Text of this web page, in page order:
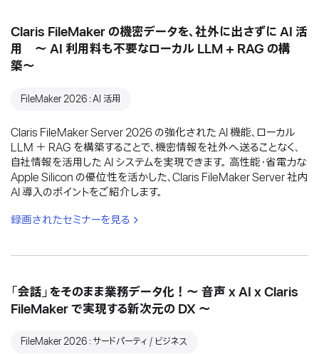
Claris FileMaker の機密データを、社外に出さずに AI 活
用 〜 AI 利用料も不要なローカル LLM + RAG の構
築〜
FileMaker 2026：AI 活用
Claris FileMaker Server 2026 の強化された AI 機能、ローカル
LLM ＋ RAG を構築することで、機密情報を社外へ送ることなく、
自社情報を活用した AI システムを実現できます。 高性能・省電力な
Apple Silicon の優位性を活かした、Claris FileMaker Server 社内
AI 導入のポイントをご紹介します。
録画されたセミナーを見る
「会話」をそのまま業務データ化！〜 音声 x AI x Claris
FileMaker で実現する新次元の DX 〜
FileMaker 2026：サードパーティ / ビジネス